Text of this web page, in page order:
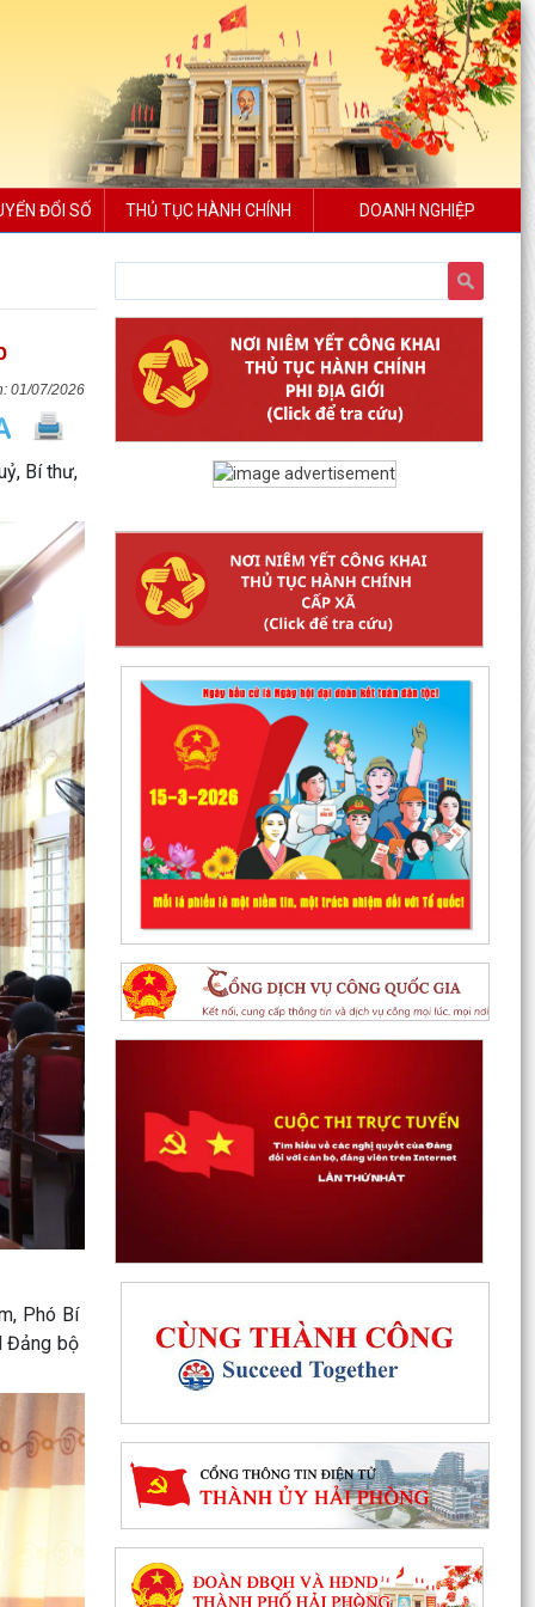
ĐỔI SỐ THỦ TỤC HÀNH CHÍNH DOANH NGHIỆP
01/07/2026
Bí thư,
Phó Bí
Đảng bộ
NQ/TW, tạo đột phá về khoa học, công nghệ và
chuyển...
Thanh Hà: Chính quyền thân thiện, tận tâm
Thanh Hà: Phấn đấu tạo chuyển biến mạnh mẽ
về chất lượng giáo dục trong năm học 2026 -
Rút ngắn thời gian giải quyết 7 thủ tục hộ kinh
thu thập, kê khai, đăng ký đất đai, đo đạc, lập
bản đồ...
Chủ động chuyển đổi số trước khi tắt sóng 2G
Tổ đại biểu HĐND thành phố số 15 tiếp xúc cử tri